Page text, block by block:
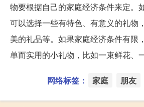
物要根据自己的家庭经济条件来定。
可以选择一些有特色、有意义的礼物
美的礼品等。如果家庭经济条件有限
单而实用的小礼物，比如一束鲜花、
网络标签： 家庭 朋友